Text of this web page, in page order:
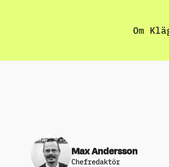
Om
Max Andersson
Chefredaktör